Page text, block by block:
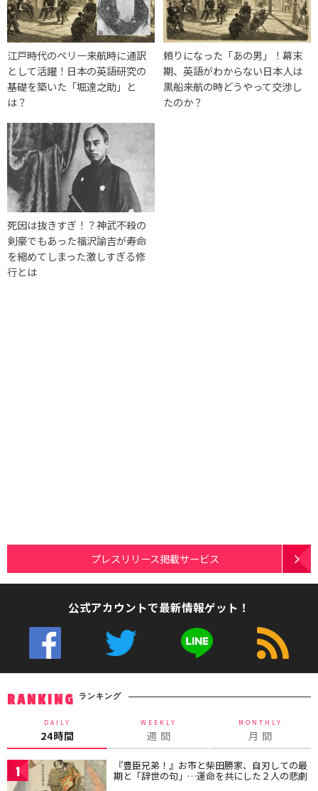
江戸時代のペリー来航時に通訳
として活躍！日本の英語研究の
基礎を築いた「堀達之助」と
は？
頼りになった「あの男」！幕末
期、英語がわからない日本人は
黒船来航の時どうやって交渉し
たのか？
死因は抜きすぎ！？神武不殺の
剣豪でもあった福沢諭吉が寿命
を縮めてしまった激しすぎる修
行とは
プレスリリース掲載サービス
公式アカウントで最新情報ゲット！
RANKING ランキング
DAILY
24時間
WEEKLY
週 間
MONTHLY
月 間
1 『豊臣兄弟！』お市と柴田勝家、自刃しての最
期と「辞世の句」…運命を共にした２人の悲劇